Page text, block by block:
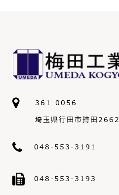
361-0056
埼玉県行田市持田2662
048-553-3191
048-553-3193